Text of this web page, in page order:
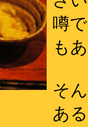
噂
も
そ
あ